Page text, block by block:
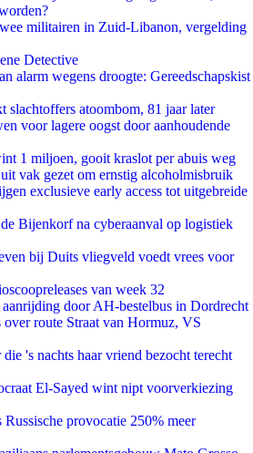
militairen in Zuid-Libanon, vergelding
Detective
alarm wegens droogte: Gereedschapskist
slachtoffers atoombom, 81 jaar later
voor lagere oogst door aanhoudende
1 miljoen, gooit kraslot per abuis weg
vak gezet om ernstig alcoholmisbruik
exclusieve early access tot uitgebreide
Bijenkorf na cyberaanval op logistiek
bij Duits vliegveld voedt vrees voor
van week 32
door AH-bestelbus in Dordrecht
over route Straat van Hormuz, VS
's nachts haar vriend bezocht terecht
El-Sayed wint nipt voorverkiezing
provocatie 250% meer